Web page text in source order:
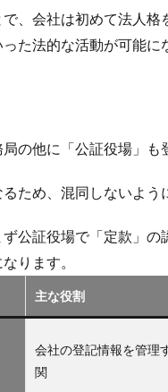
、会社は初めて法人
た法的な活動が可能に
の他に「公証役場」も
ため、混同しないよう
公証役場で「定款」
ります。
主な役割
会社の登記情報を管理
関